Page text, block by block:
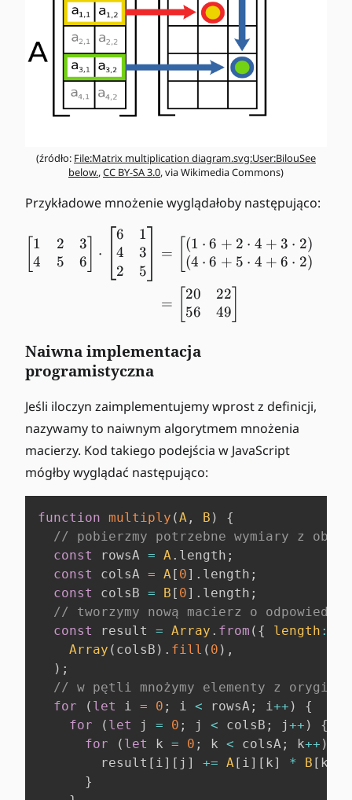
C
}
(źródło: File:Matrix multiplication diagram.svg:User:BilouSee
below.,CC BY-SA 3.0, via Wikimedia Commons)
Przykładowe mnożenie wyglądałoby następująco:
\begin{align*}
[1
4
2
5
3
6
⋅
6
4
2
1
3
5
=
(1 ⋅ 6 + 2 ⋅ 4 + 3 ⋅ 2)
(4 ⋅ 6 + 5 ⋅ 4 + 6 ⋅ 2)
=
20
56
22
49
Naiwna implementacja
programistyczna
Jeśli iloczyn zaimplementujemy wprost z definicji,
nazywamy to naiwnym algorytmem mnożenia
macierzy. Kod takiego podejścia w JavaScript
mógłby wyglądać następująco:
function multiply (A , B )
{
// pobierzmy potrzebne wymiary z obu
const
rowsA = A. length ;
const
colsA = A[ 0] . length ;
const
colsB = B [ 0] . length ;
// tworzymy nową macierz o
const
result = Array . from ( { length :
Array ( colsB ) . fill ( 0 ) ,
) ;
// w pętli mnożymy elementy z
for
( let i = 0 ; i < rowsA; i++ )
{
for
( let j = 0 ; j < colsB ; j ++ )
{
for
( let k = 0 ; k < colsA; k++ )
        result
[ i] [ j ] += A[ i] [ k] * B [ k
}